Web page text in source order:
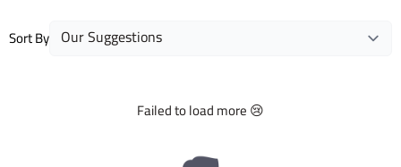
Sort By
Failed to load more 😢